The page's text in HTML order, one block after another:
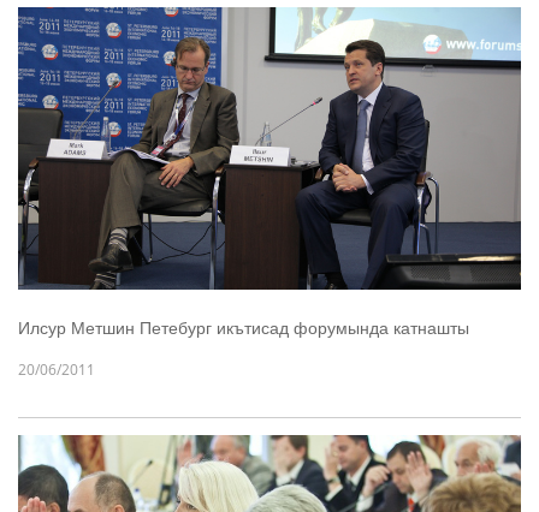
Илсур Метшин Петебург икътисад форумында катнашты
20/06/2011